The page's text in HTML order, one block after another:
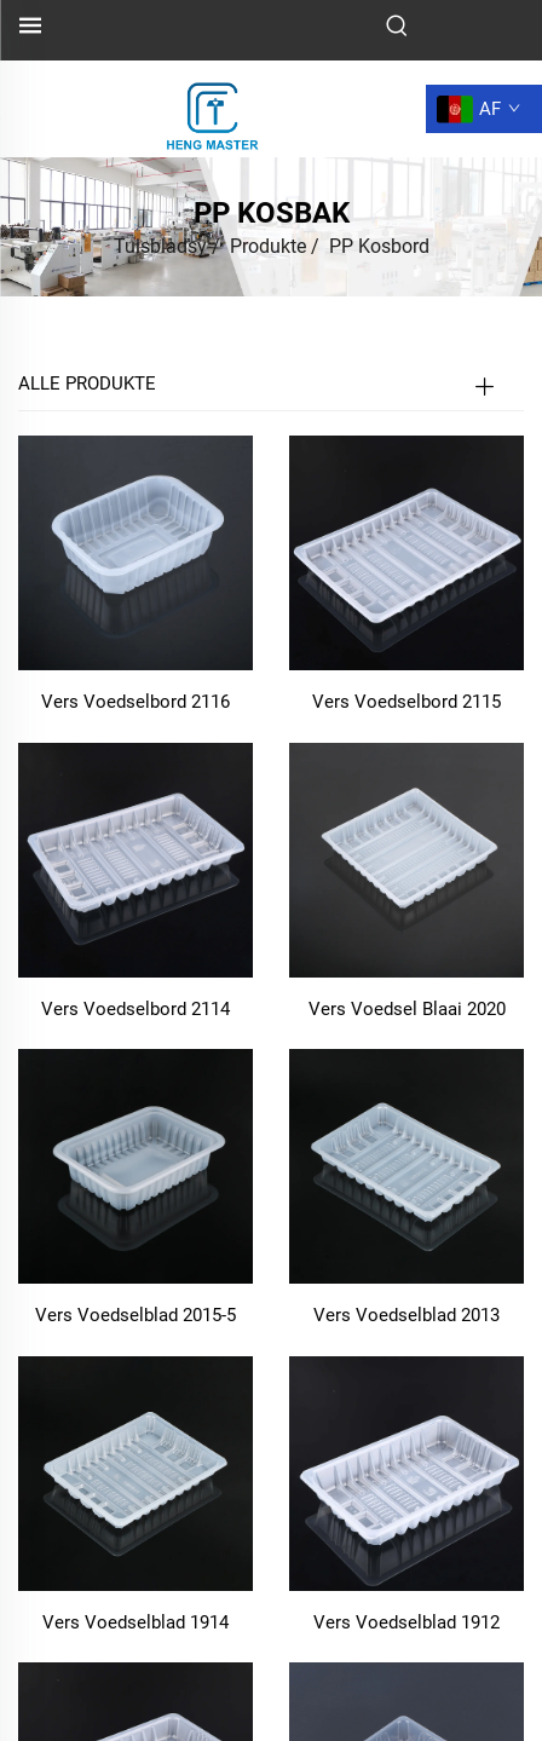
AF
PP KOSBAK
Tuisbladsy/Produkte/ PP Kosbord
ALLE PRODUKTE
Vers Voedselbord 2116 Vers Voedselbord 2115
Vers Voedselbord 2114 Vers Voedsel Blaai 2020
Vers Voedselblad 2015-5 Vers Voedselblad 2013
Vers Voedselblad 1914 Vers Voedselblad 1912